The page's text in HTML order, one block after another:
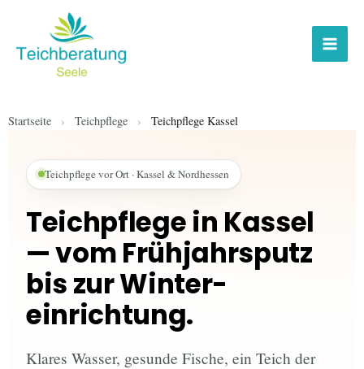
springen
Startseite › Teichpflege › Teichpflege Kassel
Teichpflege vor Ort · Kassel & Nordhessen
Teichpflege in Kassel
— vom Frühjahrs­putz
bis zur Winter­
einrichtung.
Klares Wasser, gesunde Fische, ein Teich der